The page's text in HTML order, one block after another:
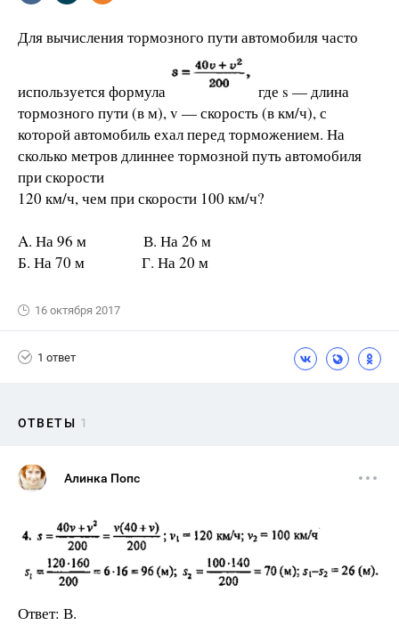
Для вычисления тормозного пути автомобиля часто
используется формула
где s — длина
тормозного пути (в м), v — скорость (в км/ч), с
которой автомобиль ехал перед торможением. На
сколько метров длиннее тормозной путь автомобиля
при скорости
120 км/ч, чем при скорости 100 км/ч?
A. На 96 м В. На 26 м
Б. На 70 м Г. На 20 м
16 октября 2017
1 ответ
ОТВЕТЫ 1
Алинка Попс
Ответ: В.